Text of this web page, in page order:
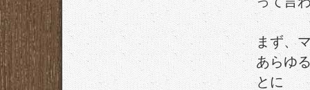
まず、
あらゆ
とに